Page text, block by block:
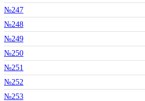
№247
№248
№249
№250
№251
№252
№253